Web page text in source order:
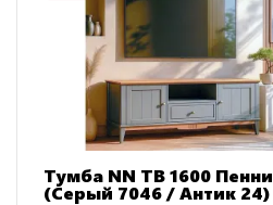
Тумба NN ТВ 1600 Пенни
(Серый 7046 / Антик 24)